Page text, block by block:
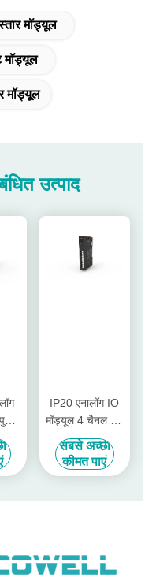
मॉड्यूल
मॉड्यूल
मॉड्यूल
उत्पाद
12
IP20 एनालॉग IO
मॉड्यूल 4 चैनल 12
बिट वोल्टेज एनालॉग
आउटपुट EX-
5014 के साथ
सबसे अच्छी
कीमत पाएं